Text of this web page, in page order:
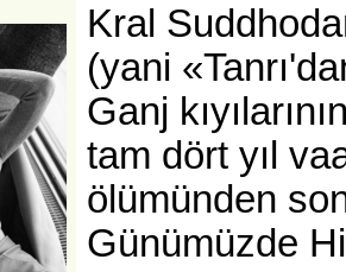
Kral
(yani
Ganj
tam dört yıl
ölümünden
Günümüzde